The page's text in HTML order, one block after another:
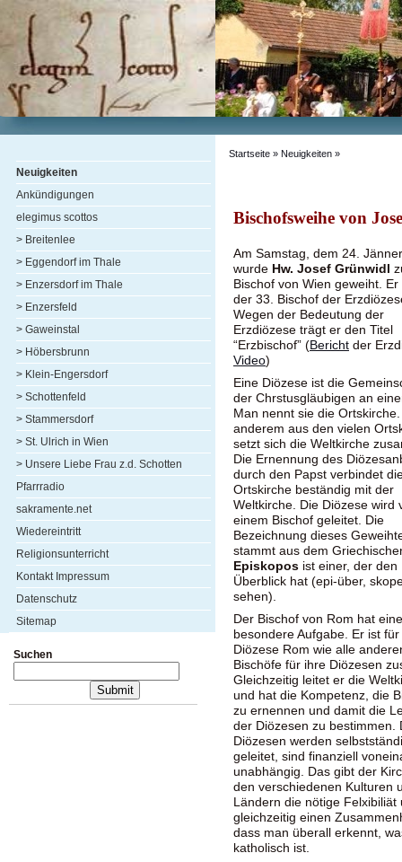
Neuigkeiten
Ankündigungen
elegimus scottos
> Breitenlee
> Eggendorf im Thale
> Enzersdorf im Thale
> Enzersfeld
> Gaweinstal
> Höbersbrunn
> Klein-Engersdorf
> Schottenfeld
> Stammersdorf
> St. Ulrich in Wien
> Unsere Liebe Frau z.d. Schotten
Pfarrradio
sakramente.net
Wiedereintritt
Religionsunterricht
Kontakt Impressum
Datenschutz
Sitemap
Suchen
Startseite » Neuigkeiten »
Bischofsweihe von
Am Samstag, dem 24.
wurde Hw. Josef Grünwidl
Bischof von Wien geweiht. Er
der 33. Bischof der
Wegen der Bedeutung der
Erzdiözese trägt er den Titel
“Erzbischof” (Bericht der
Video)
Eine Diözese ist die
der Chrstusgläubigen an
Man nennt sie die
anderem aus den vielen
setzt sich die Weltkirche
Die Ernennung des
durch den Papst verbindet
Ortskirche beständig mit der
Weltkirche. Die Diözese wird
einem Bischof geleitet. Die
Bezeichnung dieses
stammt aus dem
Episkopos ist einer, der den
Überblick hat (epi-über,
sehen).
Der Bischof von Rom hat eine
besondere Aufgabe. Er ist
Diözese Rom wie alle
Bischöfe für ihre Diözesen
Gleichzeitig leitet er die
und hat die Kompetenz, die
zu ernennen und damit die
der Diözesen zu bestimmen.
Diözesen werden
geleitet, sind finanziell
unabhängig. Das gibt der
den verschiedenen Kulturen
Ländern die nötige Felxibiliät
gleichzeitig einen
dass man überall erkennt,
katholisch ist.